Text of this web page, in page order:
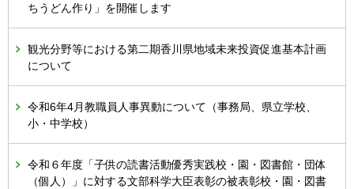
ちうどん作り」を開催します
観光分野等における第二期香川県地域未来投資促進基本計画
について
令和6年4月教職員人事異動について（事務局、県立学校、
小・中学校）
令和６年度「子供の読書活動優秀実践校・園・図書館・団体
（個人）」に対する文部科学大臣表彰の被表彰校・園・図書